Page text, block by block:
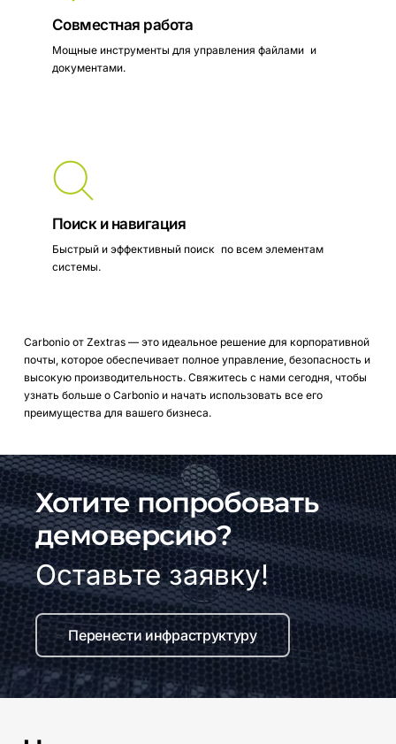
Совместная работа
Мощные инструменты для управления файлами и
документами.
Поиск и навигация
Быстрый и эффективный поиск по всем элементам
системы.
Carbonio от Zextras — это идеальное решение для корпоративной
почты, которое обеспечивает полное управление, безопасность и
высокую производительность. Свяжитесь с нами сегодня, чтобы
узнать больше о Carbonio и начать использовать все его
преимущества для вашего бизнеса.
Хотите попробовать
демоверсию?
Оставьте заявку!
Перенести инфраструктуру